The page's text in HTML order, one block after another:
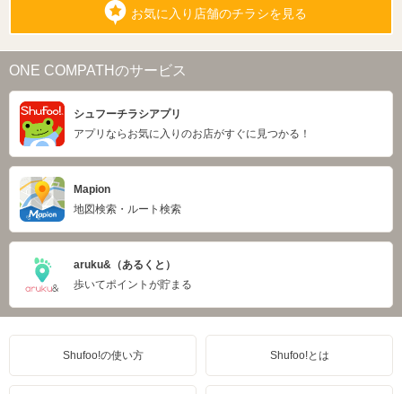
お気に入り店舗のチラシを見る
ONE COMPATHのサービス
シュフーチラシアプリ
アプリならお気に入りのお店がすぐに見つかる！
Mapion
地図検索・ルート検索
aruku&（あるくと）
歩いてポイントが貯まる
Shufoo!の使い方 Shufoo!とは